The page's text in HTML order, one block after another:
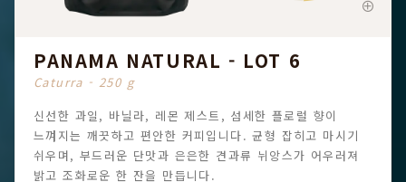
PANAMA NATURAL - LOT 6
Caturra - 250 g
신선한 과일, 바닐라, 레몬 제스트, 섬세한 플로럴 향이
느껴지는 깨끗하고 편안한 커피입니다. 균형 잡히고 마시기
쉬우며, 부드러운 단맛과 은은한 견과류 뉘앙스가 어우러져
밝고 조화로운 한 잔을 만듭니다.